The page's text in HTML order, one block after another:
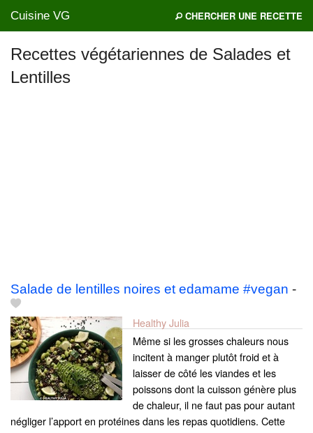
Cuisine VG CHERCHER UNE RECETTE
Recettes végétariennes de Salades et
Lentilles
Salade de lentilles noires et edamame #vegan -
Healthy Julia
Même si les grosses chaleurs nous
incitent à manger plutôt froid et à
laisser de côté les viandes et les
poissons dont la cuisson génère plus
de chaleur, il ne faut pas pour autant
négliger l’apport en protéines dans les repas quotidiens. Cette